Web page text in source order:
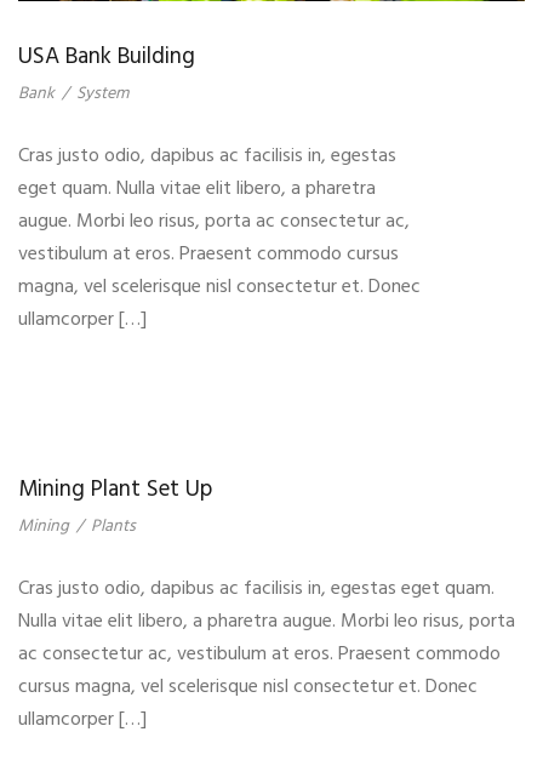
USA Bank Building
Bank / System
Cras justo odio, dapibus ac facilisis in, egestas
eget quam. Nulla vitae elit libero, a pharetra
augue. Morbi leo risus, porta ac consectetur ac,
vestibulum at eros. Praesent commodo cursus
magna, vel scelerisque nisl consectetur et. Donec
ullamcorper […]
Mining Plant Set Up
Mining / Plants
Cras justo odio, dapibus ac facilisis in, egestas eget quam.
Nulla vitae elit libero, a pharetra augue. Morbi leo risus, porta
ac consectetur ac, vestibulum at eros. Praesent commodo
cursus magna, vel scelerisque nisl consectetur et. Donec
ullamcorper […]